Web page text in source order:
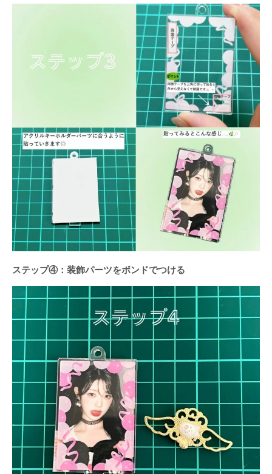
ステップ④：装飾パーツをボンドでつける